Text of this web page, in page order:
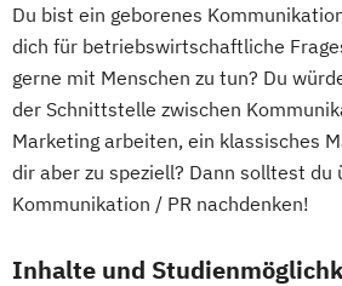
Du bist ein geborenes
dich für betriebswirtschaftliche
gerne mit Menschen zu tun? Du
der Schnittstelle zwischen
Marketing arbeiten, ein klassisches
dir aber zu speziell? Dann solltest du
Kommunikation / PR nachdenken!
Inhalte und